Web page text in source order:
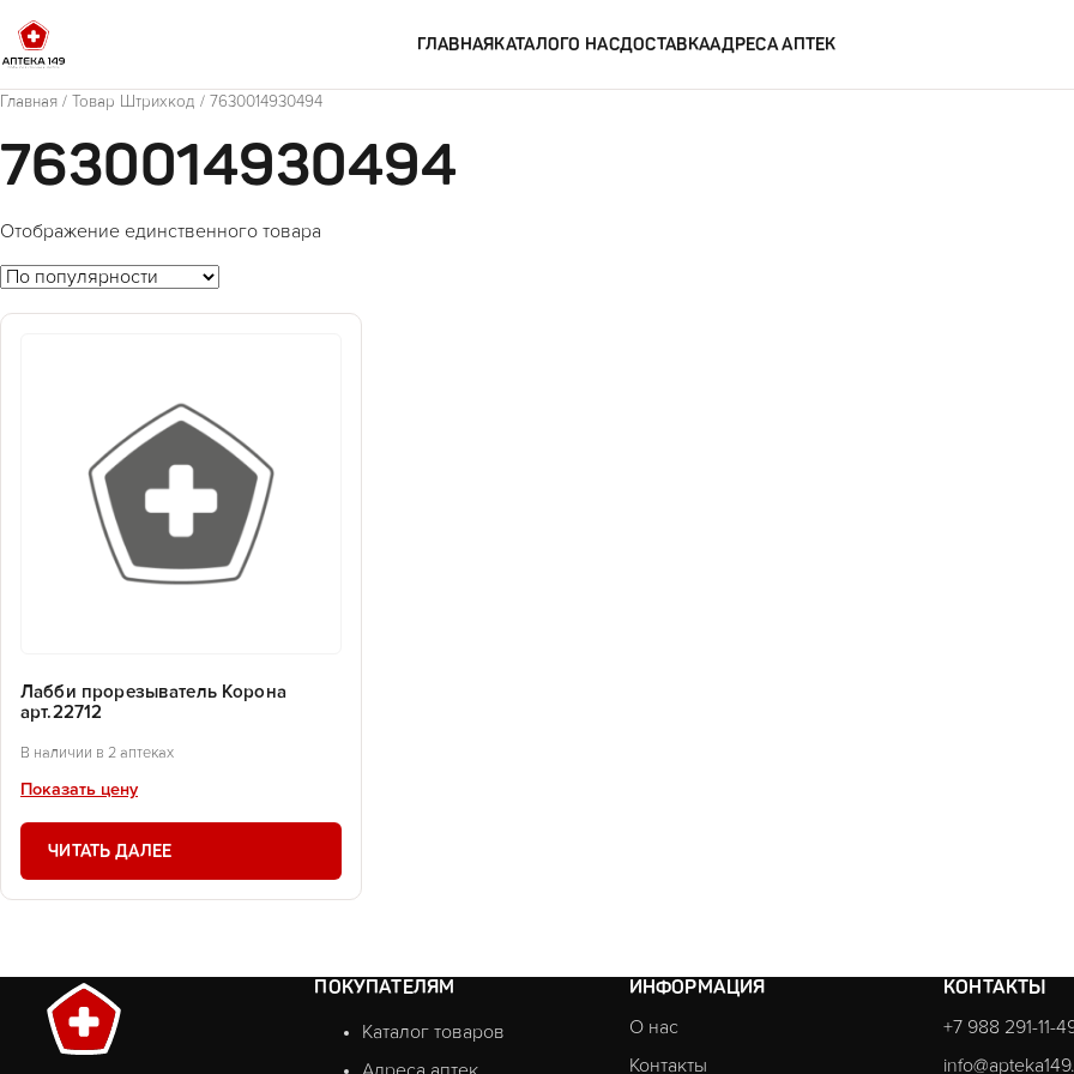
ГЛАВНАЯКАТАЛОГО НАСДОСТАВКААДРЕСА АПТЕК
Главная / Товар Штрихкод / 7630014930494
7630014930494
Отображение единственного товара
Лабби прорезыватель Корона
арт.22712
В наличии в 2 аптеках
Показать цену
ЧИТАТЬ ДАЛЕЕ
ПОКУПАТЕЛЯМ
Каталог товаров
Адреса аптек
ИНФОРМАЦИЯ
О нас
Контакты
КОНТАКТЫ
+7 988 291-11-